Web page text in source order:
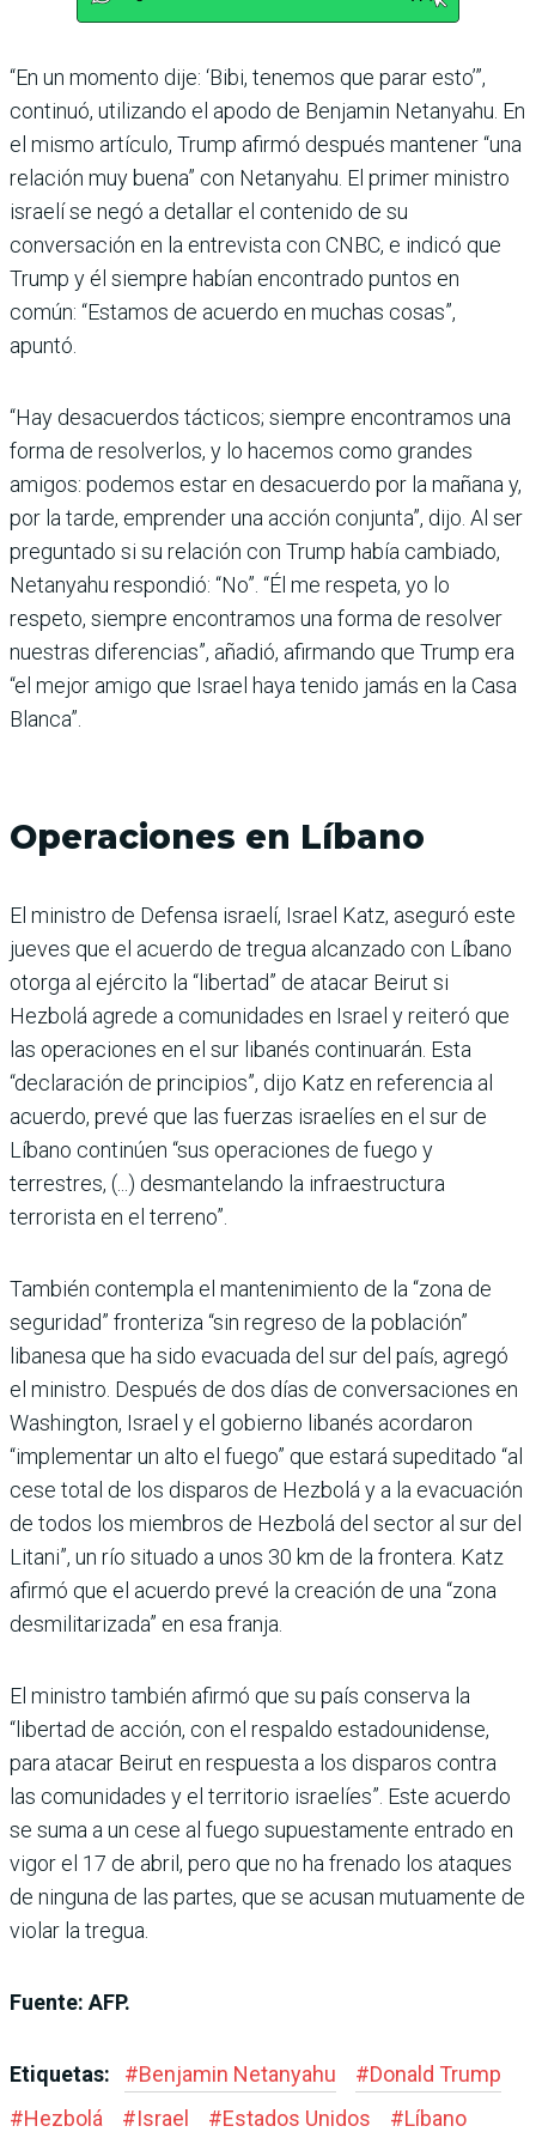
“En un momento dije: ‘Bibi, tenemos que parar esto’”,
continuó, utilizando el apodo de Benjamin Netanyahu. En
el mismo artículo, Trump afirmó después mantener “una
relación muy buena” con Netanyahu. El primer ministro
israelí se negó a detallar el contenido de su
conversación en la entrevista con CNBC, e indicó que
Trump y él siempre habían encontrado puntos en
común: “Estamos de acuerdo en muchas cosas”,
apuntó.
“Hay desacuerdos tácticos; siempre encontramos una
forma de resolverlos, y lo hacemos como grandes
amigos: podemos estar en desacuerdo por la mañana y,
por la tarde, emprender una acción conjunta”, dijo. Al ser
preguntado si su relación con Trump había cambiado,
Netanyahu respondió: “No”. “Él me respeta, yo lo
respeto, siempre encontramos una forma de resolver
nuestras diferencias”, añadió, afirmando que Trump era
“el mejor amigo que Israel haya tenido jamás en la Casa
Blanca”.
Operaciones en Líbano
El ministro de Defensa israelí, Israel Katz, aseguró este
jueves que el acuerdo de tregua alcanzado con Líbano
otorga al ejército la “libertad” de atacar Beirut si
Hezbolá agrede a comunidades en Israel y reiteró que
las operaciones en el sur libanés continuarán. Esta
“declaración de principios”, dijo Katz en referencia al
acuerdo, prevé que las fuerzas israelíes en el sur de
Líbano continúen “sus operaciones de fuego y
terrestres, (...) desmantelando la infraestructura
terrorista en el terreno”.
También contempla el mantenimiento de la “zona de
seguridad” fronteriza “sin regreso de la población”
libanesa que ha sido evacuada del sur del país, agregó
el ministro. Después de dos días de conversaciones en
Washington, Israel y el gobierno libanés acordaron
“implementar un alto el fuego” que estará supeditado “al
cese total de los disparos de Hezbolá y a la evacuación
de todos los miembros de Hezbolá del sector al sur del
Litani”, un río situado a unos 30 km de la frontera. Katz
afirmó que el acuerdo prevé la creación de una “zona
desmilitarizada” en esa franja.
El ministro también afirmó que su país conserva la
“libertad de acción, con el respaldo estadounidense,
para atacar Beirut en respuesta a los disparos contra
las comunidades y el territorio israelíes”. Este acuerdo
se suma a un cese al fuego supuestamente entrado en
vigor el 17 de abril, pero que no ha frenado los ataques
de ninguna de las partes, que se acusan mutuamente de
violar la tregua.
Fuente: AFP.
Etiquetas: #Benjamin Netanyahu #Donald Trump
#Hezbolá #Israel #Estados Unidos #Líbano